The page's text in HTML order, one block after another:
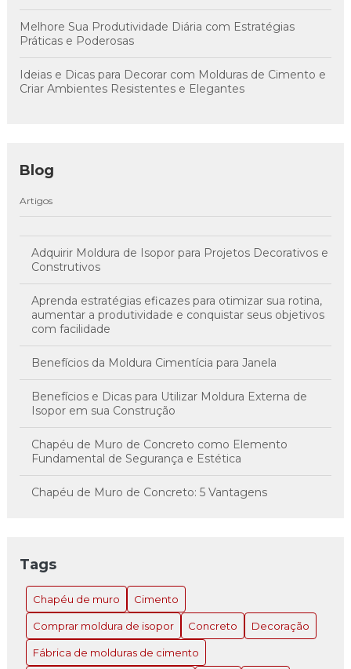
Melhore Sua Produtividade Diária com Estratégias
Práticas e Poderosas
Ideias e Dicas para Decorar com Molduras de Cimento e
Criar Ambientes Resistentes e Elegantes
Blog
Artigos
Adquirir Moldura de Isopor para Projetos Decorativos e
Construtivos
Aprenda estratégias eficazes para otimizar sua rotina,
aumentar a produtividade e conquistar seus objetivos
com facilidade
Benefícios da Moldura Cimentícia para Janela
Benefícios e Dicas para Utilizar Moldura Externa de
Isopor em sua Construção
Chapéu de Muro de Concreto como Elemento
Fundamental de Segurança e Estética
Chapéu de Muro de Concreto: 5 Vantagens
Chapéu de Muro de Concreto: Como Escolher e
Instalar o Ideal para Sua Propriedade
Chapéu de Muro de Concreto: Como Escolher e
Instalar o Ideal para Sua Propriedade
Tags
Chapéu de muro Cimento
Comprar moldura de isopor Concreto Decoração
Fábrica de molduras de cimento